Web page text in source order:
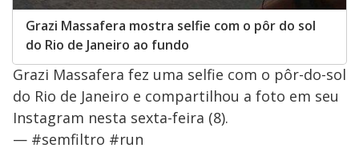
Grazi Massafera mostra selfie com o pôr do sol
do Rio de Janeiro ao fundo
Grazi Massafera fez uma selfie com o pôr-do-sol
do Rio de Janeiro e compartilhou a foto em seu
Instagram nesta sexta-feira (8).
— #semfiltro #run